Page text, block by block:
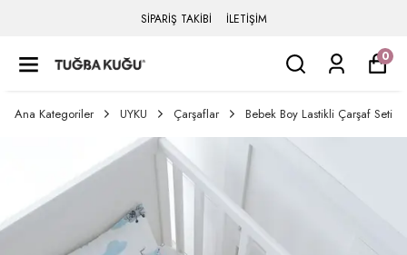
SİPARİŞ TAKİBİ İLETİŞİM
0
Ana Kategoriler UYKU Çarşaflar Bebek Boy Lastikli Çarşaf Seti